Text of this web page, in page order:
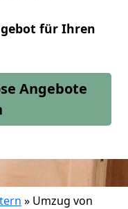
für Ihren
Angebote
» Umzug von